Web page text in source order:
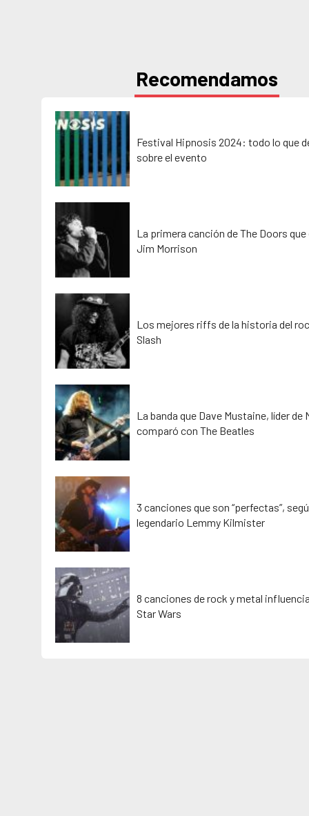
Recomendamos
Festival Hipnosis 2024: todo lo que
sobre el evento
La primera canción de The Doors
Jim Morrison
Los mejores riffs de la historia del
Slash
La banda que Dave Mustaine, líder de
comparó con The Beatles
3 canciones que son “perfectas”,
legendario Lemmy Kilmister
8 canciones de rock y metal
Star Wars